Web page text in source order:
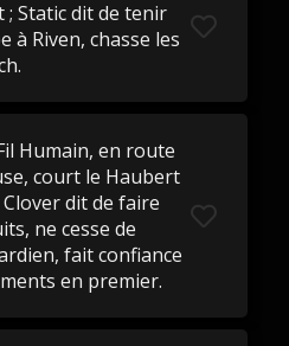
Static dit de tenir
à Riven, chasse les
Humain, en route
court le Haubert
dit de faire
ne cesse de
fait confiance
en premier.